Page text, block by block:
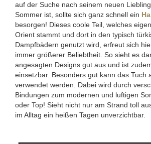
auf der Suche nach seinem neuen
Sommer ist, sollte sich ganz schnell ein
besorgen! Dieses coole Teil, welches
Orient stammt und dort in den typisch
Dampfbädern genutzt wird, erfreut sich
immer größerer Beliebtheit. So sieht es
angesagten Designs gut aus und ist
einsetzbar. Besonders gut kann das Tuch
verwendet werden. Dabei wird durch
Bindungen zum modernen und luftigen
oder Top! Sieht nicht nur am Strand toll
im Alltag ein heißen Tagen unverzichtbar.